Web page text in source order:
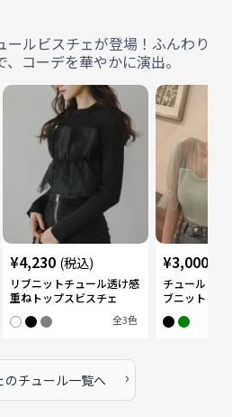
ールビスチェが登場！ふんわり
コーデを華やかに演出。
¥4,230 (税込)
リブニットチュール透け感
重ねトップスビスチェ
全3色
¥3,000
チュール 透
ブニット ビ
のチュール一覧へ ›